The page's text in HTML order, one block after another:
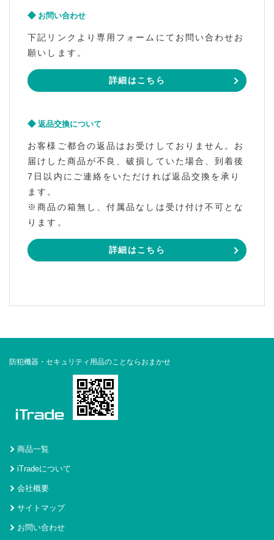
お問い合わせ
下記リンクより専用フォームにてお問い合わせお
願いします。
詳細はこちら
返品交換について
お客様ご都合の返品はお受けしておりません。お
届けした商品が不良、破損していた場合、到着後
7日以内にご連絡をいただければ返品交換を承り
ます。
※商品の箱無し、付属品なしは受け付け不可とな
ります。
詳細はこちら
防犯機器・セキュリティ用品のことならおまかせ
商品一覧
iTradeについて
会社概要
サイトマップ
お問い合わせ